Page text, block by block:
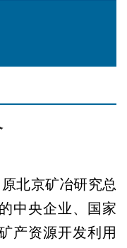
北京矿冶研究总
中央企业、国家
产资源开发利用